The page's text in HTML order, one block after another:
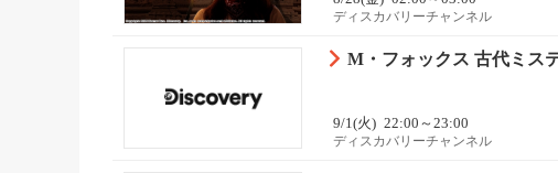
ディスカバリーチャンネル
M・フォックス 古代ミス
9/1(火) 22:00～23:00
ディスカバリーチャンネル